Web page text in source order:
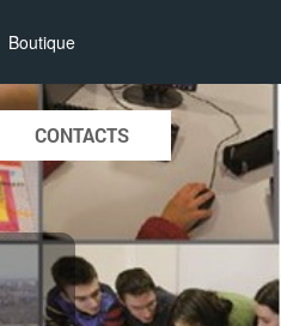
Boutique
CONTACTS